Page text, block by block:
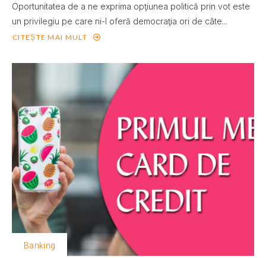
Oportunitatea de a ne exprima opţiunea politică prin vot este
un privilegiu pe care ni-l oferă democraţia ori de câte...
CITEȘTE MAI MULT
Banking